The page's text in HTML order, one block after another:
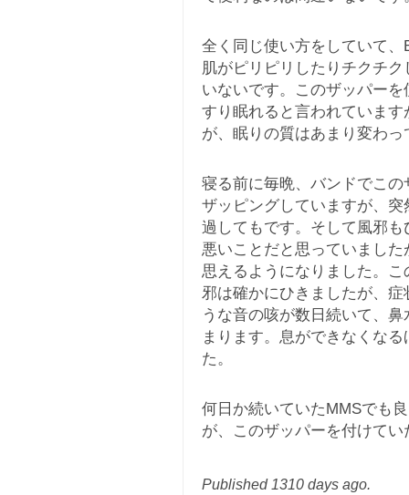
全く同じ使い方をしていて
肌がピリピリしたりチクチ
いないです。このザッパー
すり眠れると言われていま
が、眠りの質はあまり変わ
寝る前に毎晩、バンドでこ
ザッピングしていますが、
過してもです。そして風邪
悪いことだと思っていまし
思えるようになりました。
邪は確かにひきましたが、
うな音の咳が数日続いて、
まります。息ができなくな
た。
何日か続いていたMMSでも
が、このザッパーを付けて
Published 1310 days ago.